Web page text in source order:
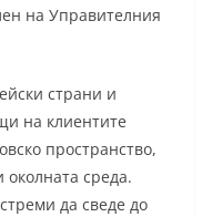
на Управителния
страни и
на клиентите
пространство,
среда.
да сведе до